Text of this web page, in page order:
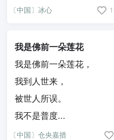
〔中国〕冰心 1
我是佛前一朵莲花
我是佛前一朵莲花，
我到人世来，
被世人所误。
我不是普度...
〔中国〕仓央嘉措